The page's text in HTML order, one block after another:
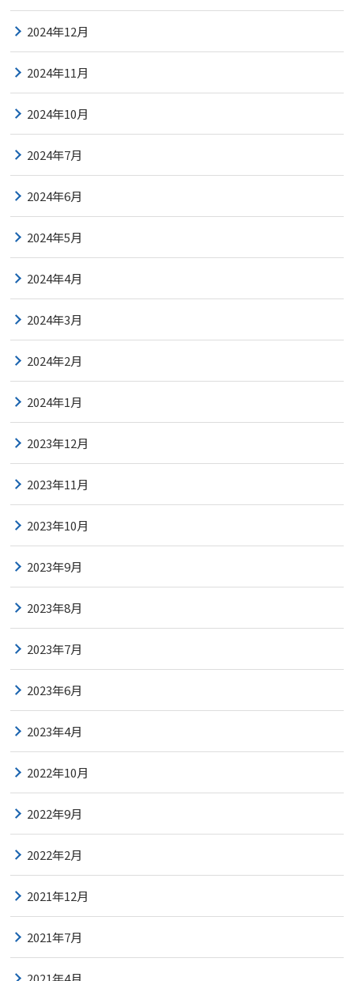
2024年12月
2024年11月
2024年10月
2024年7月
2024年6月
2024年5月
2024年4月
2024年3月
2024年2月
2024年1月
2023年12月
2023年11月
2023年10月
2023年9月
2023年8月
2023年7月
2023年6月
2023年4月
2022年10月
2022年9月
2022年2月
2021年12月
2021年7月